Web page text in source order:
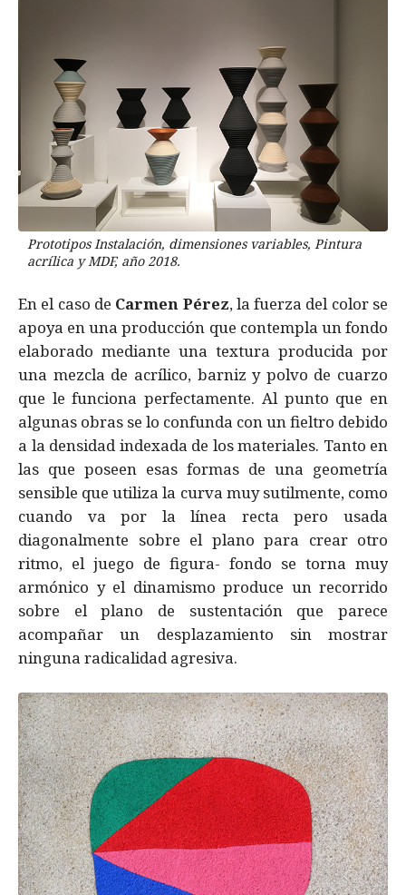
Prototipos Instalación, dimensiones variables, Pintura
acrílica y MDF, año 2018.
En el caso de Carmen Pérez, la fuerza del color se
apoya en una producción que contempla un fondo
elaborado mediante una textura producida por
una mezcla de acrílico, barniz y polvo de cuarzo
que le funciona perfectamente. Al punto que en
algunas obras se lo confunda con un fieltro debido
a la densidad indexada de los materiales. Tanto en
las que poseen esas formas de una geometría
sensible que utiliza la curva muy sutilmente, como
cuando va por la línea recta pero usada
diagonalmente sobre el plano para crear otro
ritmo, el juego de figura- fondo se torna muy
armónico y el dinamismo produce un recorrido
sobre el plano de sustentación que parece
acompañar un desplazamiento sin mostrar
ninguna radicalidad agresiva.